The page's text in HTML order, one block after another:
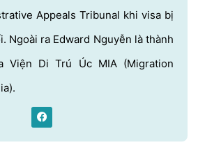
Appeals Tribunal khi visa bị
Ngoài ra Edward Nguyễn là thành
Viện Di Trú Úc MIA (Migration